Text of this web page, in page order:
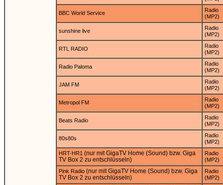
BBC World Service
Radio
(MP2)
sunshine live
Radio
(MP2)
RTL RADIO
Radio
(MP2)
Radio Paloma
Radio
(MP2)
JAM FM
Radio
(MP2)
Metropol FM
Radio
(MP2)
Beats Radio
Radio
(MP2)
80s80s
Radio
(MP2)
HRT-HR1 (nur mit GigaTV Home (Sound) bzw. Giga
TV Box 2 zu entschlüsseln)
Radio
(MP2)
Pink Radio (nur mit GigaTV Home (Sound) bzw. Giga
TV Box 2 zu entschlüsseln)
Radio
(MP2)